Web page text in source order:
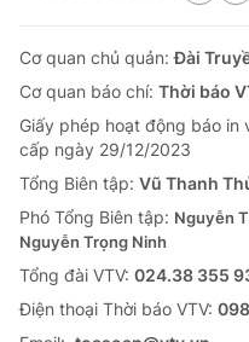
THỜI BÁO VTV
Theo dõi báo trên
Cơ quan chủ quản:Đài
Cơ quan chủ quản:Đài
Cơ quan báo chí: Thời báo
Giấy phép hoạt động báo in
cấp ngày 29/12/2023
Tổng Biên tập: Vũ Thanh
Phó Tổng Biên tập: Nguyễn
Nguyễn Trọng Ninh
Tổng đài VTV: 024.38 355
Ðiện thoại Thời báo VTV: